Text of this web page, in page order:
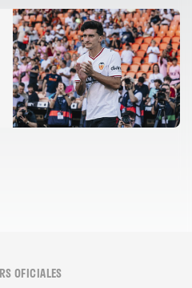
Newcastle United FC
OFICIALES